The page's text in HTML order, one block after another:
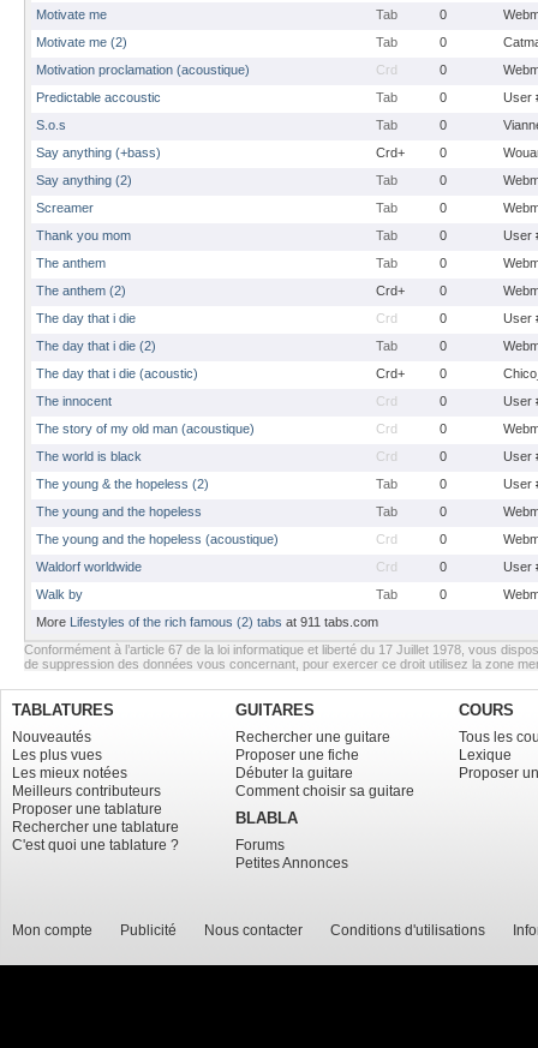
Motivate me
Tab 0
Motivate me (2)
Tab 0
Motivation proclamation (acoustique)
Crd 0
Predictable accoustic
Tab 0
User
S.o.s
Tab 0
Say anything (+bass)
Crd+ 0
Say anything (2)
Tab 0
Screamer
Tab 0
Thank you mom
Tab 0
User
The anthem
Tab 0
The anthem (2)
Crd+ 0
The day that i die
Crd 0
User
The day that i die (2)
Tab 0
The day that i die (acoustic)
Crd+ 0
The innocent
Crd 0
User
The story of my old man (acoustique)
Crd 0
The world is black
Crd 0
User
The young & the hopeless (2)
Tab 0
User
The young and the hopeless
Tab 0
The young and the hopeless (acoustique)
Crd 0
Waldorf worldwide
Crd 0
User
Walk by
Tab 0
More Lifestyles of the rich famous (2) tabs at 911 tabs.com
Conformément à l’article 67 de la loi informatique et liberté du 17 Juillet 1978, vous
de suppression des données vous concernant, pour exercer ce droit utilisez la zone
TABLATURES
Nouveautés
Les plus vues
Les mieux notées
Meilleurs contributeurs
Proposer une tablature
Rechercher une tablature
C'est quoi une tablature ?
GUITARES
Rechercher une guitare
Proposer une fiche
Débuter la guitare
Comment choisir sa guitare
BLABLA
Forums
Petites Annonces
COURS
Tous les
Lexique
Proposer
Mon compte Publicité Nous contacter Conditions d'utilisations